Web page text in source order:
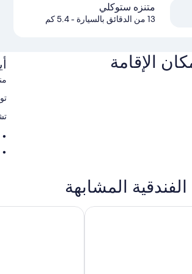
متنزه ستوكلي
13 من الدقائق بالسيارة - 5.4 كم
الإقامة
توفر
المشابهة
هيثرو تيرمينال 2 آند 3 ليوناردو لندن هيثرو